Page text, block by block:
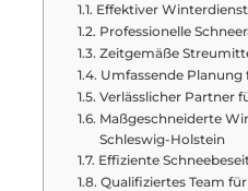
Effektiver
Professionelle
Zeitgemäße
Umfassende
Verlässlicher Partner
Maßgeschneiderte
Schleswig-Holstein
Effiziente
Qualifiziertes Team